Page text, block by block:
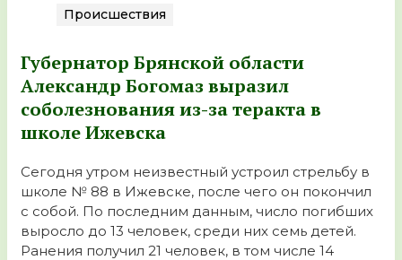
Происшествия
Губернатор Брянской области
Александр Богомаз выразил
соболезнования из-за теракта в
школе Ижевска
Сегодня утром неизвестный устроил стрельбу в
школе № 88 в Ижевске, после чего он покончил
с собой. По последним данным, число погибших
выросло до 13 человек, среди них семь детей.
Ранения получил 21 человек, в том числе 14